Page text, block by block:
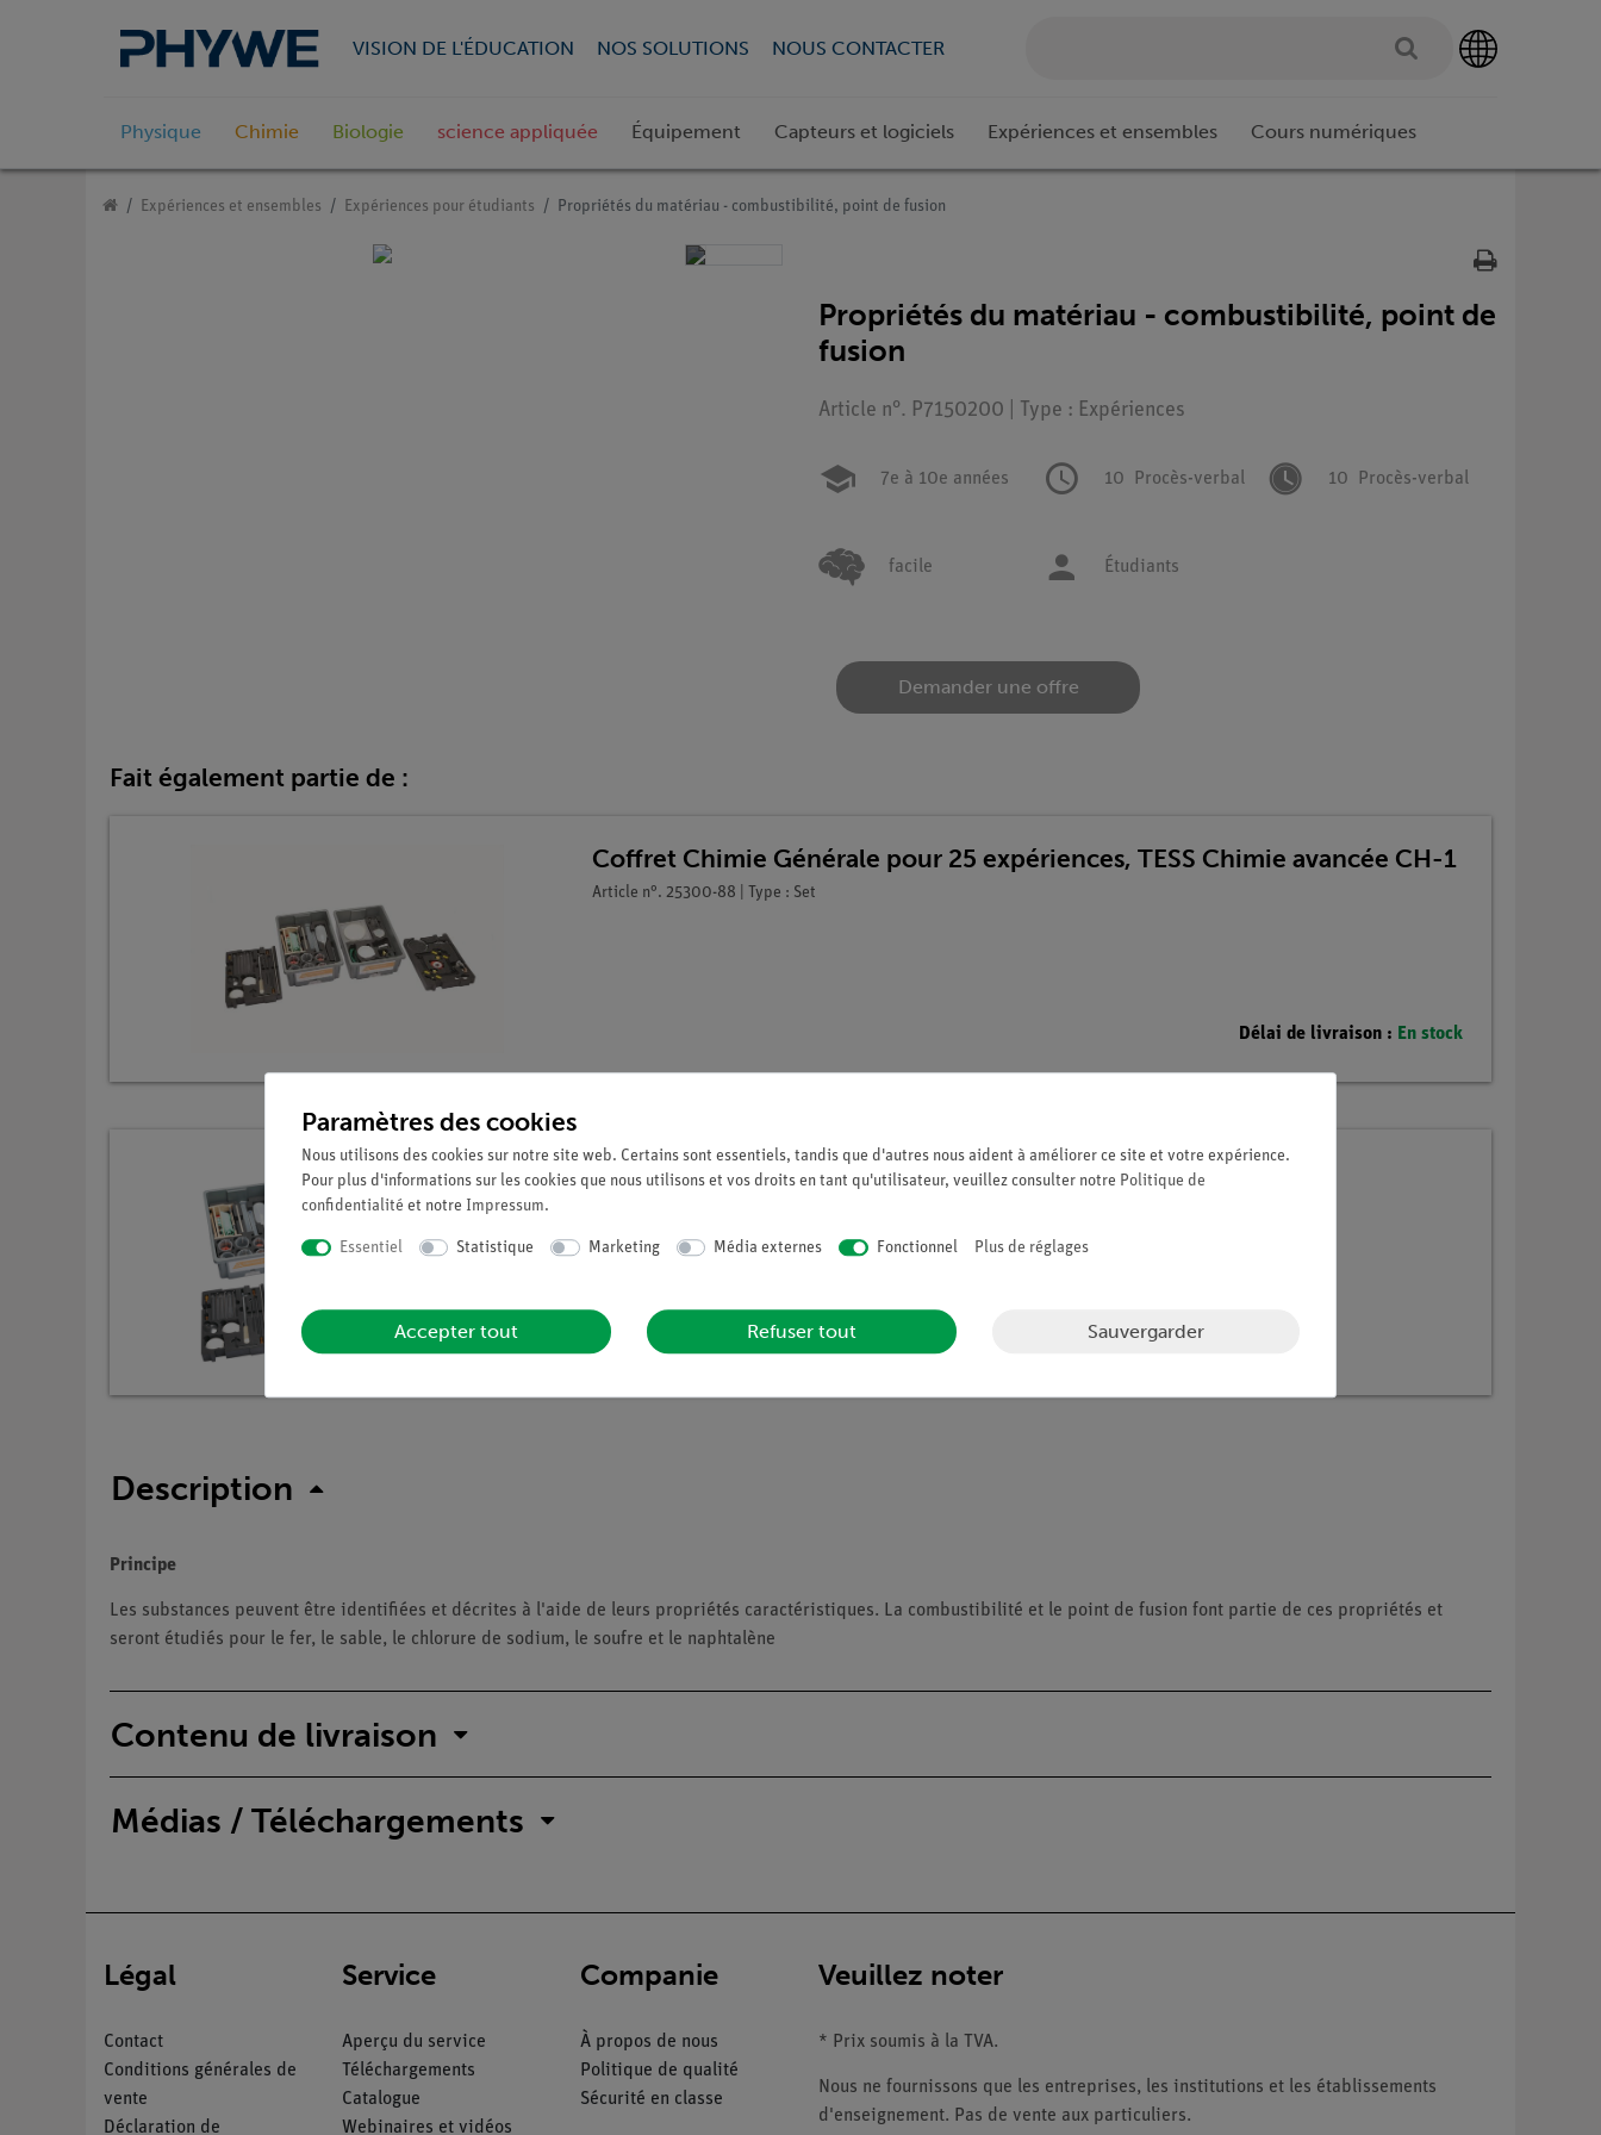
VISION DE L'ÉDUCATION NOS SOLUTIONS NOUS CONTACTER
Physique Chimie Biologie science appliquée Équipement Capteurs et logiciels Expériences et ensembles Cours numériques
Expériences et ensembles Expériences pour étudiants Propriétés du matériau - combustibilité, point de fusion
Propriétés du matériau - combustibilité, point de
fusion
Article n°. P7150200 | Type : Expériences
7e à 10e années 10 Procès-verbal 10 Procès-verbal
facile Étudiants
Demander une offre
Fait également partie de :
Coffret Chimie Générale pour 25 expériences, TESS Chimie avancée CH-1
Article n°. 25300-88 | Type : Set
Délai de livraison : En stock
Coffret TESS Chimie générale, CH-1
Description
Principe
Les substances peuvent être identifiées et décrites à l'aide de leurs propriétés caractéristiques. La combustibilité et le point de fusion font partie de ces propriétés et
seront étudiés pour le fer, le sable, le chlorure de sodium, le soufre et le naphtalène
Contenu de livraison
Médias / Téléchargements
Légal
Contact
Conditions générales de
vente
Déclaration de
Service
Aperçu du service
Téléchargements
Catalogue
Webinaires et vidéos
Companie
À propos de nous
Politique de qualité
Sécurité en classe
Veuillez noter
* Prix soumis à la TVA.
Nous ne fournissons que les entreprises, les institutions et les établissements
d'enseignement. Pas de vente aux particuliers.
Paramètres des cookies
Nous utilisons des cookies sur notre site web. Certains sont essentiels, tandis que d'autres nous aident à améliorer ce site et votre expérience.
Pour plus d'informations sur les cookies que nous utilisons et vos droits en tant qu'utilisateur, veuillez consulter notre Politique de
confidentialité et notre Impressum.
Essentiel Statistique Marketing Média externes Fonctionnel Plus de réglages
Accepter tout Refuser tout Sauvergarder